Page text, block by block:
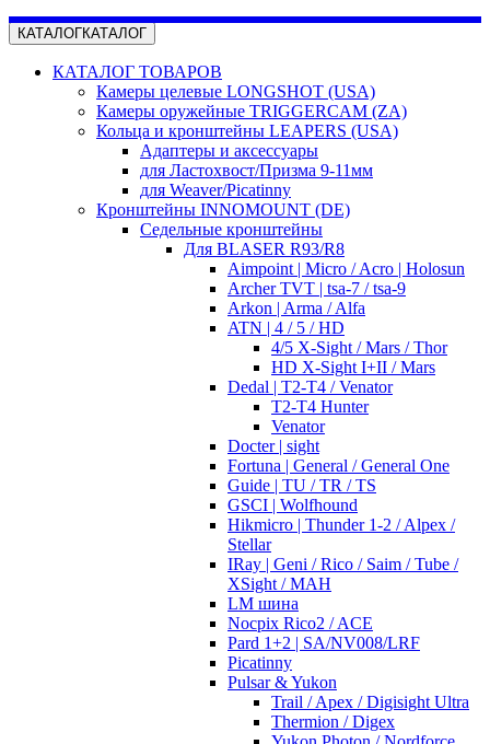
КАТАЛОГКАТАЛОГ
КАТАЛОГ ТОВАРОВ
Камеры целевые LONGSHOT (USA)
Камеры оружейные TRIGGERCAM (ZA)
Кольца и кронштейны LEAPERS (USA)
Адаптеры и аксессуары
для Ластохвост/Призма 9-11мм
для Weaver/Picatinny
Кронштейны INNOMOUNT (DE)
Седельные кронштейны
Для BLASER R93/R8
Aimpoint | Micro / Acro | Holosun
Archer TVT | tsa-7 / tsa-9
Arkon | Arma / Alfa
ATN | 4 / 5 / HD
4/5 X-Sight / Mars / Thor
HD X-Sight I+II / Mars
Dedal | T2-T4 / Venator
T2-T4 Hunter
Venator
Docter | sight
Fortuna | General / General One
Guide | TU / TR / TS
GSCI | Wolfhound
Hikmicro | Thunder 1-2 / Alpex /
Stellar
IRay | Geni / Rico / Saim / Tube /
XSight / MAH
LM шина
Nocpix Rico2 / ACE
Pard 1+2 | SA/NV008/LRF
Picatinny
Pulsar & Yukon
Trail / Apex / Digisight Ultra
Thermion / Digex